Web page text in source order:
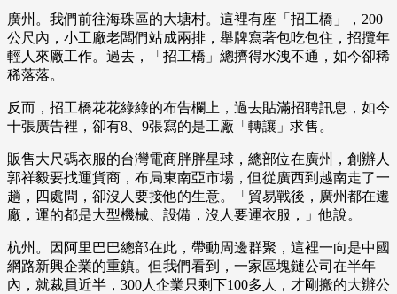
廣州。我們前往海珠區的大塘村。這裡有座「招工橋」，200
公尺內，小工廠老闆們站成兩排，舉牌寫著包吃包住，招攬年
輕人來廠工作。過去，「招工橋」總擠得水洩不通，如今卻稀
稀落落。
反而，招工橋花花綠綠的布告欄上，過去貼滿招聘訊息，如今
十張廣告裡，卻有8、9張寫的是工廠「轉讓」求售。
販售大尺碼衣服的台灣電商胖胖星球，總部位在廣州，創辦人
郭祥毅要找運貨商，布局東南亞市場，但從廣西到越南走了一
趟，四處問，卻沒人要接他的生意。「貿易戰後，廣州都在遷
廠，運的都是大型機械、設備，沒人要運衣服，」他說。
杭州。因阿里巴巴總部在此，帶動周邊群聚，這裡一向是中國
網路新興企業的重鎮。但我們看到，一家區塊鏈公司在半年
內，就裁員近半，300人企業只剩下100多人，才剛搬的大辦公